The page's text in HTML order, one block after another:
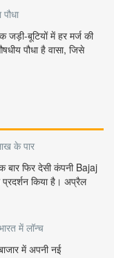
जड़ी-बूटियों में हर मर्ज की
पौधा है वासा, जिसे
के पार
बार फिर देसी कंपनी Bajaj
किया है। अप्रैल
में लॉन्च
में अपनी नई